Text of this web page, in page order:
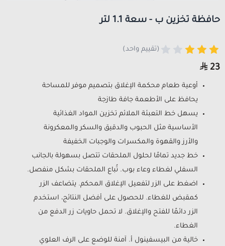
حافظة تخزين ب - سعة 1.1 لتر
(تقييم واحد)
23
أوعية طعام محكمة الإغلاق بتصميم موفر للمساحة
يحافظ على الأطعمة جافة طازجة
يسهل خط التعبئة الملائم تخزين المواد الغذائية
الأساسية مثل الحبوب والدقيق والسكر والمعكرونة
والأرز والقهوة والمكسرات والوجبات الخفيفة
خط جديد تمامًا لحلول الملحقات تتصل بسهولة بالجانب
السفلي لغطاء وعاء بوب. تُباع الملحقات بشكل منفصل.
اضغط على الزر لتفعيل الإغلاق المحكم. يتضاعف الزر
كمقبض للغطاء. للحصول على أفضل النتائج، استخدم
الزر دائمًا للفتح والإغلاق. لا تحمل حاويات زر الدفع من
الغطاء.
خالية من البيسفينول أ. آمنة للوضع على الرف العلوي